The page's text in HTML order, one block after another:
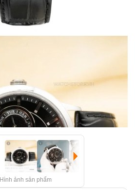
Hình ảnh sản phẩm